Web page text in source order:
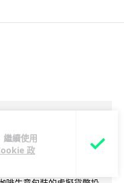
繼續使用
政
煲 咖啡包裝虛
拘 8 人涉款